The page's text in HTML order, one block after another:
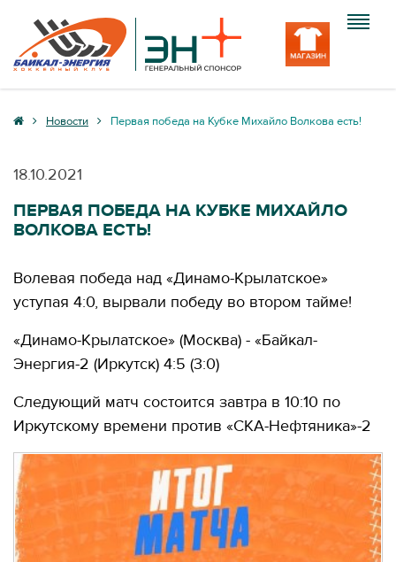
Клуб
Медиа
Вход
Новости Первая победа на Кубке Михайло Волкова есть!
18.10.2021
ПЕРВАЯ ПОБЕДА НА КУБКЕ МИХАЙЛО
ВОЛКОВА ЕСТЬ!
Волевая победа над «Динамо-Крылатское»
уступая 4:0, вырвали победу во втором тайме!
«Динамо-Крылатское» (Москва) - «Байкал-
Энергия-2 (Иркутск) 4:5 (3:0)
Следующий матч состоится завтра в 10:10 по
Иркутскому времени против «СКА-Нефтяника»-2